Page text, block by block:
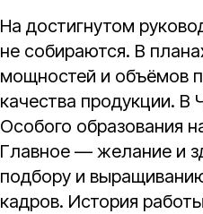
На достигнутом
не собираются. В
мощностей и объёмов
качества продукции. В
Особого образования
Главное — желание и
подбору и
кадров. История